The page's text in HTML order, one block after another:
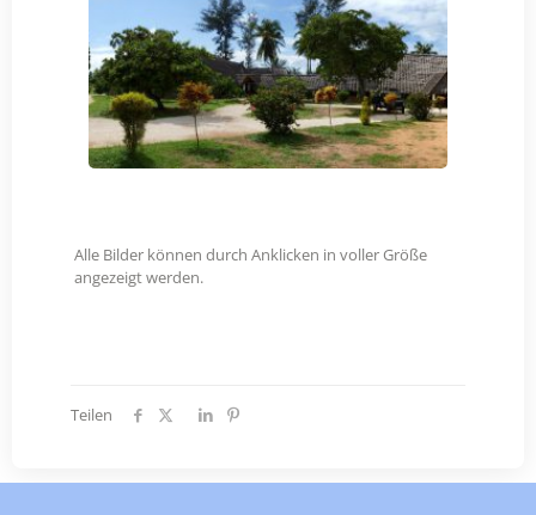
Alle Bilder können durch Anklicken in voller Größe
angezeigt werden.
Teilen